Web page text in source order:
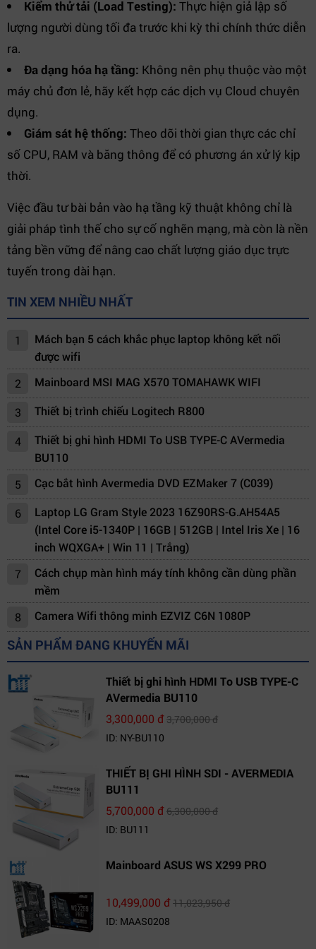
Kiểm thử tải (Load Testing): Thực hiện giả lập số
lượng người dùng tối đa trước khi kỳ thi chính thức diễn
ra.
Đa dạng hóa hạ tầng: Không nên phụ thuộc vào một
máy chủ đơn lẻ, hãy kết hợp các dịch vụ Cloud chuyên
dụng.
Giám sát hệ thống: Theo dõi thời gian thực các chỉ
số CPU, RAM và băng thông để có phương án xử lý kịp
thời.
Việc đầu tư bài bản vào hạ tầng kỹ thuật không chỉ là
giải pháp tình thế cho sự cố nghẽn mạng, mà còn là nền
tảng bền vững để nâng cao chất lượng giáo dục trực
tuyến trong dài hạn.
TIN XEM NHIỀU NHẤT
1
Mách bạn 5 cách khắc phục laptop không kết nối
được wifi
2
Mainboard MSI MAG X570 TOMAHAWK WIFI
3 Thiết bị trình chiếu Logitech R800
4
Thiết bị ghi hình HDMI To USB TYPE-C AVermedia
BU110
5
Cạc bắt hình Avermedia DVD EZMaker 7 (C039)
6
Laptop LG Gram Style 2023 16Z90RS-G.AH54A5
(Intel Core i5-1340P | 16GB | 512GB | Intel Iris Xe | 16
inch WQXGA+ | Win 11 | Trắng)
7
Cách chụp màn hình máy tính không cần dùng phần
mềm
8
Camera Wifi thông minh EZVIZ C6N 1080P
SẢN PHẨM ĐANG KHUYẾN MÃI
Thiết bị ghi hình HDMI To USB TYPE-C
AVermedia BU110
3,300,000 đ3,700,000 đ
ID: NY-BU110
THIẾT BỊ GHI HÌNH SDI - AVERMEDIA
BU111
5,700,000 đ6,300,000 đ
ID: BU111
Mainboard ASUS WS X299 PRO
10,499,000 đ11,023,950 đ
ID: MAAS0208